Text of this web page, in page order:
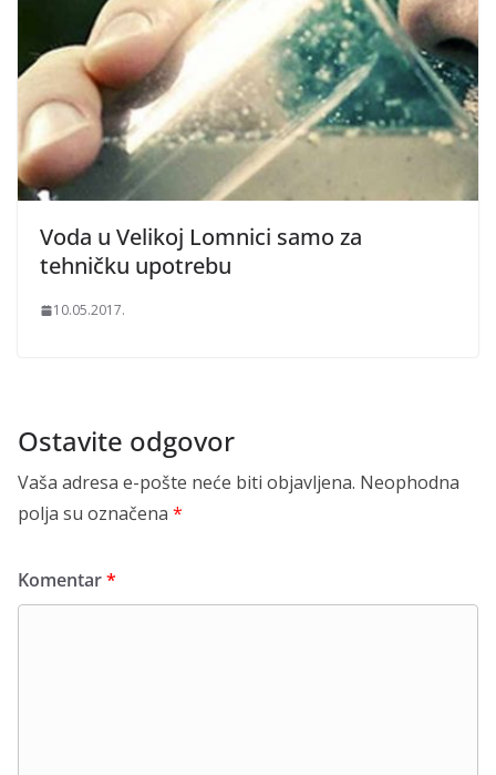
Voda u Velikoj Lomnici samo za
tehničku upotrebu
10.05.2017.
Ostavite odgovor
Vaša adresa e-pošte neće biti objavljena. Neophodna
polja su označena *
Komentar*